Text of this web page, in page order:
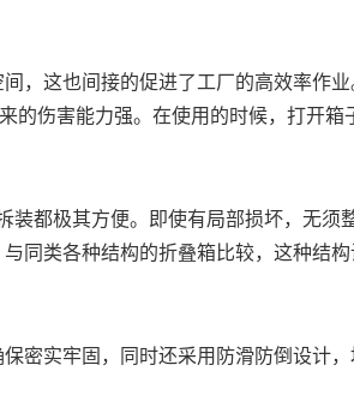
，这也间接的促进了工厂的高效率作业
的伤害能力强。 在使用的时候，打开箱
装都极其方便。即使有局部损坏， 无须
与 同类各种结构的折叠箱比较，这种结
密实牢固，同时还采用防滑防倒设计，